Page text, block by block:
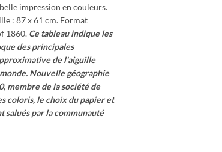
impression en couleurs.
: 87 x 61 cm. Format
1860. Ce tableau indique les
des principales
de l'aiguille
Nouvelle géographie
membre de la société de
coloris, le choix du papier et
salués par la communauté